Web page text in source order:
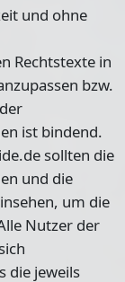
und ohne
Rechtstexte in
bzw.
ist bindend.
sollten die
und die
um die
Nutzer der
die jeweils